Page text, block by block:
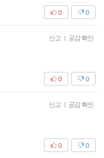
0
0
신고 | 공감 확인
0
0
신고 | 공감 확인
0
0